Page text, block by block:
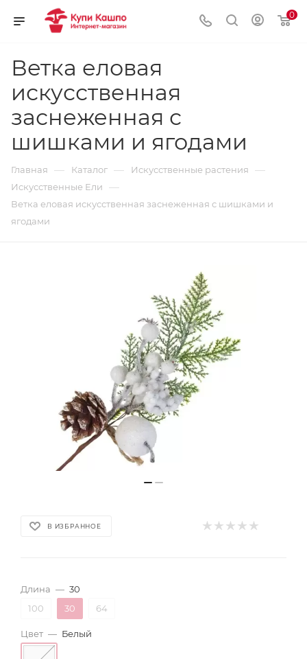
0
Ветка еловая
искусственная
заснеженная с
шишками и ягодами
Главная — Каталог — Искусственные растения —
Искусственные Ели —
Ветка еловая искусственная заснеженная с шишками и
ягодами
В ИЗБРАННОЕ
Длина — 30
100
30 64
Цвет — Белый